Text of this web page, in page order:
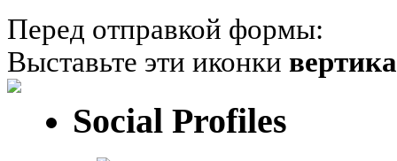
Перед отправкой формы:
Выставьте эти иконки
Social Profiles